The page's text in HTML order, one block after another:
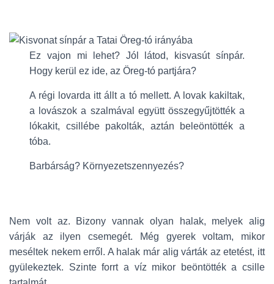
Ez vajon mi lehet? Jól látod, kisvasút sínpár.
Hogy kerül ez ide, az Öreg-tó partjára?
A régi lovarda itt állt a tó mellett. A lovak kakiltak,
a lovászok a szalmával együtt összegyűjtötték a
lókakit, csillébe pakolták, aztán beleöntötték a
tóba.
Barbárság? Környezetszennyezés?
Nem volt az. Bizony vannak olyan halak, melyek alig
várják az ilyen csemegét. Még gyerek voltam, mikor
meséltek nekem erről. A halak már alig várták az etetést, itt
gyülekeztek. Szinte forrt a víz mikor beöntötték a csille